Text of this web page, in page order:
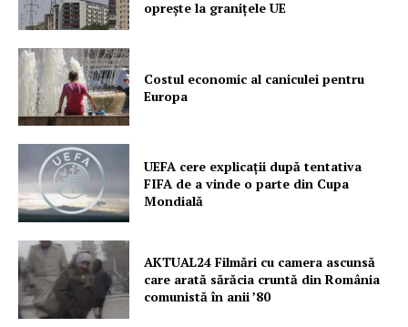
oprește la granițele UE
Costul economic al caniculei pentru
Europa
UEFA cere explicații după tentativa
FIFA de a vinde o parte din Cupa
Mondială
AKTUAL24 Filmări cu camera ascunsă
care arată sărăcia cruntă din România
comunistă în anii ’80